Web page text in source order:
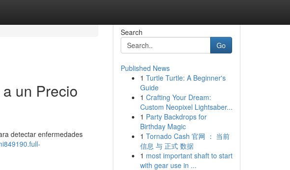
un Precio
detectar enfermedades
Search
Go
Published News
1 Turtle Turtle: A Beginner's
Guide
1 Crafting Your Dream:
Custom Neopixel Lightsaber...
1 Party Backdrops for
Birthday Magic
1 Tornado Cash 官网 ： 当前
信息 与 正式 数据
1 most important shaft to start
with gear use in ...